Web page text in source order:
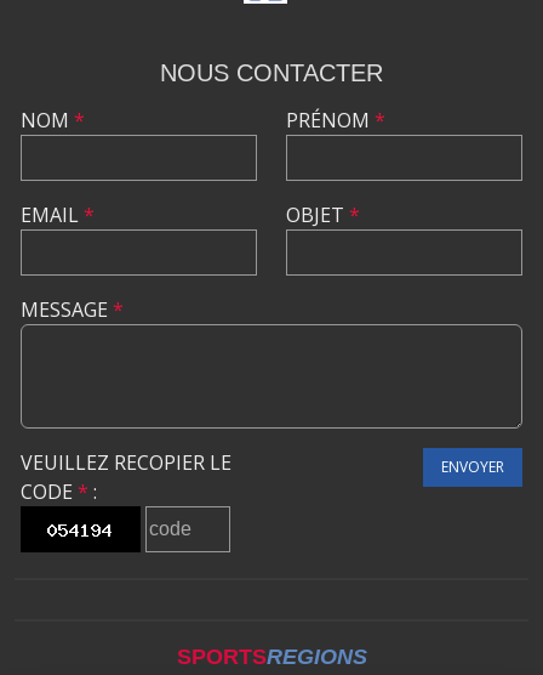
NOUS CONTACTER
NOM *
EMAIL*
PRÉNOM *
OBJET *
MESSAGE *
VEUILLEZ RECOPIER LE
CODE * :
ENVOYER
SPORTSREGIONS